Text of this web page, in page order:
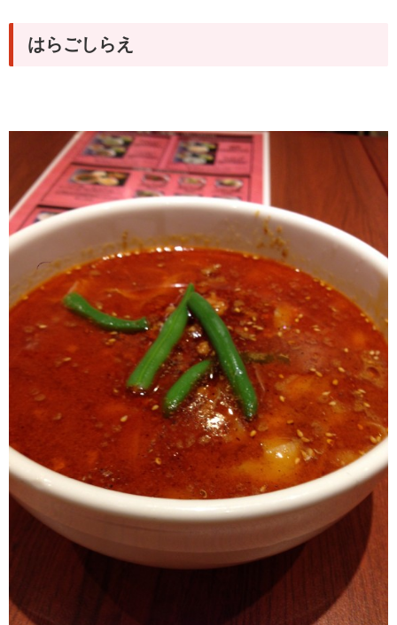
はらごしらえ